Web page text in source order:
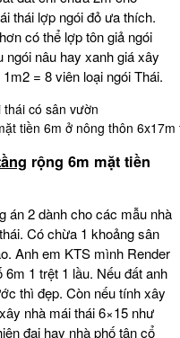
thái lợp ngói đỏ ưa thích.
có thể lợp tôn giả ngói
nâu hay xanh giá xây
= 8 viên loại ngói Thái.
tiền 6m ở nông thôn
rộng 6m mặt tiền
án 2 dành cho các mẫu nhà
Có chừa 1 khoảng sân
Anh em KTS mình Render
1 trệt 1 lầu. Nếu đất anh
thì đẹp. Còn nếu tính xây
nhà mái thái 6×15 như
đại hay nhà phố tân cổ